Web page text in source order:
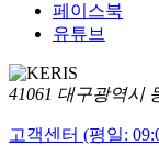
페이스북
유튜브
41061 대구광역시
고객센터 (평일: